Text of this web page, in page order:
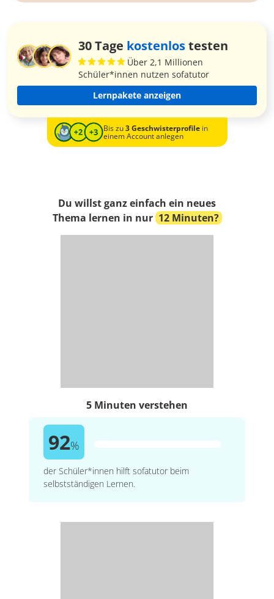
30 Tage kostenlostesten
Über 2,1 Millionen
Schüler*innen nutzen sofatutor
Lernpakete anzeigen
Bis zu3 Geschwisterprofilein
einem Account anlegen
Du willst ganz einfach ein neues
Thema lernen in nur 12 Minuten?
5 Minuten verstehen
92%
der Schüler*innen hilft sofatutor beim
selbstständigen Lernen.